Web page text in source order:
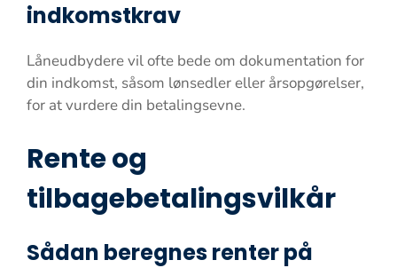
indkomstkrav
Låneudbydere vil ofte bede om dokumentation for
din indkomst, såsom lønsedler eller årsopgørelser,
for at vurdere din betalingsevne.
Rente og
tilbagebetalingsvilkår
Sådan beregnes renter på